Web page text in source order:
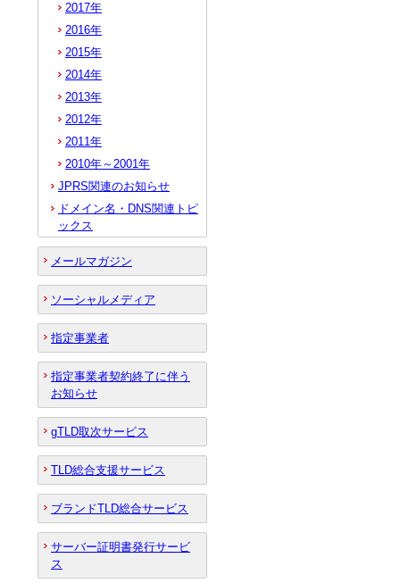
2017年
2016年
2015年
2014年
2013年
2012年
2011年
2010年～2001年
JPRS関連のお知らせ
ドメイン名・DNS関連トピ
ックス
メールマガジン
ソーシャルメディア
指定事業者
指定事業者契約終了に伴う
お知らせ
gTLD取次サービス
TLD総合支援サービス
ブランドTLD総合サービス
サーバー証明書発行サービ
ス